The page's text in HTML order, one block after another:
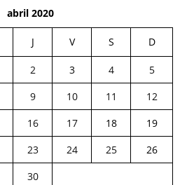
abril 2020
J V S D
2 3 4
5
9 10 11
12
16 17 18
19
23 24 25
26
30